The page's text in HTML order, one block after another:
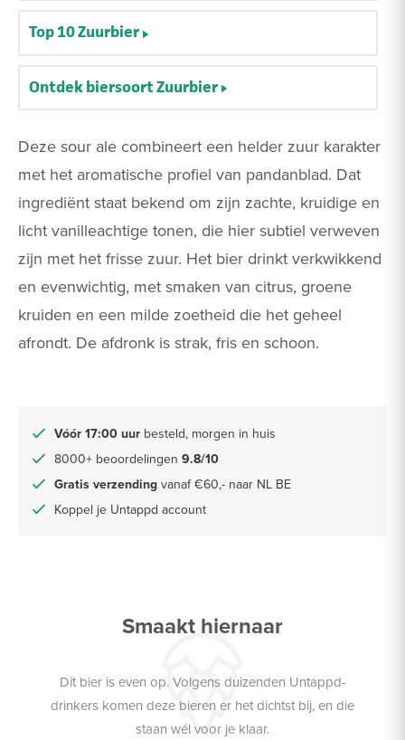
Deze sour ale combineert een helder zuur karakter
met het aromatische profiel van pandanblad. Dat
ingrediënt staat bekend om zijn zachte, kruidige en
licht vanilleachtige tonen, die hier subtiel verweven
zijn met het frisse zuur. Het bier drinkt verkwikkend
en evenwichtig, met smaken van citrus, groene
kruiden en een milde zoetheid die het geheel
afrondt. De afdronk is strak, fris en schoon.
Vóór 17:00 uur besteld, morgen in huis
8000+ beoordelingen 9.8/10
Gratis verzending vanaf €60,- naar NL BE
Koppel je Untappd account
Top 10 Zuurbier
Ontdek biersoort Zuurbier
Smaakt hiernaar
Dit bier is even op. Volgens duizenden Untappd-
drinkers komen deze bieren er het dichtst bij, en die
staan wél voor je klaar.